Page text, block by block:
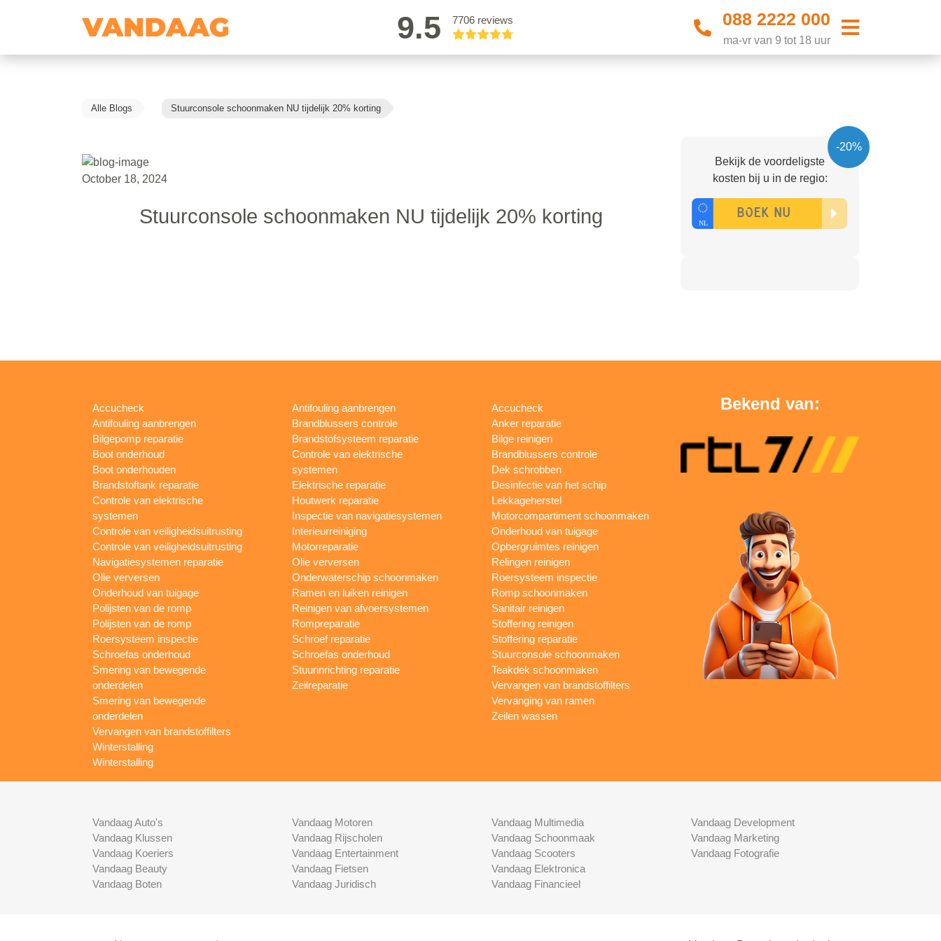
9.5 7706 reviews 088 2222 000
ma-vr van 9 tot 18 uur
Alle Blogs Stuurconsole schoonmaken NU tijdelijk 20% korting
October 18, 2024
Stuurconsole schoonmaken NU tijdelijk 20% korting
-20%
Bekijk de voordeligste
kosten bij u in de regio:
Accucheck
Antifouling aanbrengen
Bilgepomp reparatie
Boot onderhoud
Boot onderhouden
Brandstoftank reparatie
Controle van elektrische
systemen
Controle van veiligheidsuitrusting
Controle van veiligheidsuitrusting
Navigatiesystemen reparatie
Olie verversen
Onderhoud van tuigage
Polijsten van de romp
Polijsten van de romp
Roersysteem inspectie
Schroefas onderhoud
Smering van bewegende
onderdelen
Smering van bewegende
onderdelen
Vervangen van brandstoffilters
Winterstalling
Winterstalling
Antifouling aanbrengen
Brandblussers controle
Brandstofsysteem reparatie
Controle van elektrische
systemen
Elektrische reparatie
Houtwerk reparatie
Inspectie van navigatiesystemen
Interieurreiniging
Motorreparatie
Olie verversen
Onderwaterschip schoonmaken
Ramen en luiken reinigen
Reinigen van afvoersystemen
Rompreparatie
Schroef reparatie
Schroefas onderhoud
Stuurinrichting reparatie
Zeilreparatie
Accucheck
Anker reparatie
Bilge reinigen
Brandblussers controle
Dek schrobben
Desinfectie van het schip
Lekkageherstel
Motorcompartiment schoonmaken
Onderhoud van tuigage
Opbergruimtes reinigen
Relingen reinigen
Roersysteem inspectie
Romp schoonmaken
Sanitair reinigen
Stoffering reinigen
Stoffering reparatie
Stuurconsole schoonmaken
Teakdek schoonmaken
Vervangen van brandstoffilters
Vervanging van ramen
Zeilen wassen
Bekend van:
Vandaag Auto's
Vandaag Klussen
Vandaag Koeriers
Vandaag Beauty
Vandaag Boten
Vandaag Motoren
Vandaag Rijscholen
Vandaag Entertainment
Vandaag Fietsen
Vandaag Juridisch
Vandaag Multimedia
Vandaag Schoonmaak
Vandaag Scooters
Vandaag Elektronica
Vandaag Financieel
Vandaag Development
Vandaag Marketing
Vandaag Fotografie